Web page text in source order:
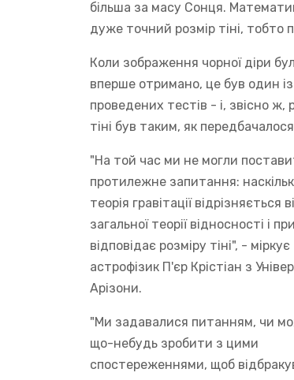
більша за масу Сонця.
дуже точний розмір тіні, тобто
Коли зображення чорної діри
вперше отримано, це був один
проведених тестів - і, звісно ж,
тіні був таким, як
"На той час ми не могли
протилежне запитання:
теорія гравітації відрізняється
загальної теорії відносності і
відповідає розміру тіні", - міркує
астрофізик П'єр Крістіан з
Арізони.
"Ми задавалися питанням, чи
що-небудь зробити з цими
спостереженнями, щоб